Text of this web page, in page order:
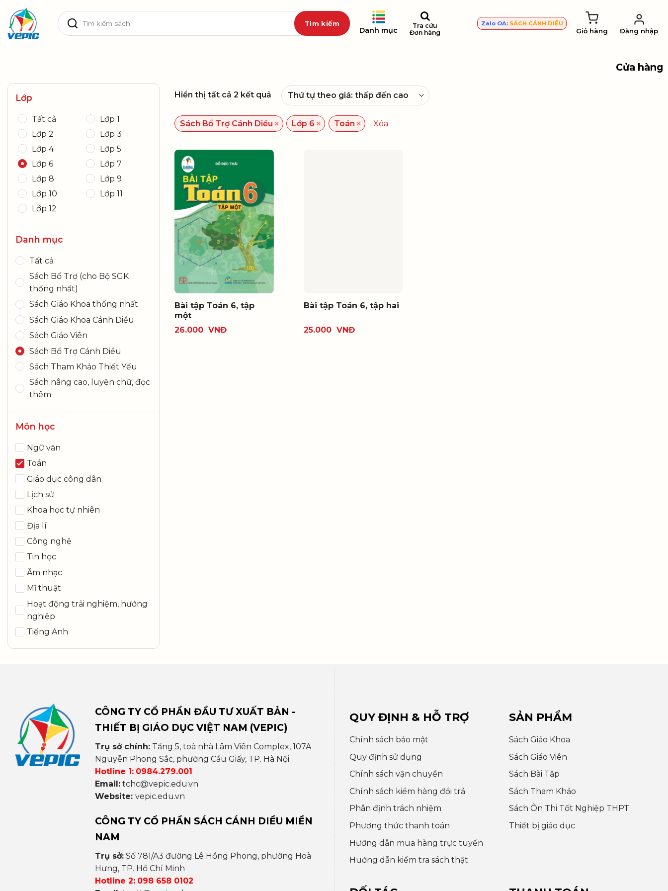
content
Tìm
kiếm:
Danh mục
Tra cứu
Đơn hàng
Zalo OA: SÁCH CÁNH DIỀU
Giỏ hàng Đăng nhập
Cửa hàng
Lớp
Tất cả
Lớp 1
Lớp 2
Lớp 3
Lớp 4
Lớp 5
Lớp 6
Lớp 7
Lớp 8
Lớp 9
Lớp 10
Lớp 11
Lớp 12
Danh mục
Tất cả
Sách Bổ Trợ (cho Bộ SGK
thống nhất)
Sách Giáo Khoa thống nhất
Sách Giáo Khoa Cánh Diều
Sách Giáo Viên
Sách Bổ Trợ Cánh Diều
Sách Tham Khảo Thiết Yếu
Sách nâng cao, luyện chữ, đọc
thêm
Môn học
Ngữ văn
Toán
Giáo dục công dân
Lịch sử
Khoa học tự nhiên
Địa lí
Công nghệ
Tin học
Âm nhạc
Mĩ thuật
Hoạt động trải nghiệm, hướng
nghiệp
Tiếng Anh
Hiển thị tất cả 2 kết quả
Sách Bổ Trợ Cánh Diều × Lớp 6 × Toán × Xóa
Bài tập Toán 6, tập
một
26.000 VNĐ
Bài tập Toán 6, tập hai
25.000 VNĐ
CÔNG TY CỔ PHẦN ĐẦU TƯ XUẤT BẢN -
THIẾT BỊ GIÁO DỤC VIỆT NAM (VEPIC)
Trụ sở chính:Tầng 5, toà nhà Lâm Viên Complex, 107A
Nguyễn Phong Sắc, phường Cầu Giấy, TP. Hà Nội
Hotline 1: 0984.279.001
Email: tchc@vepic.edu.vn
Website: vepic.edu.vn
CÔNG TY CỔ PHẦN SÁCH CÁNH DIỀU MIỀN
NAM
Trụ sở:Số 781/A3 đường Lê Hồng Phong, phường Hoà
Hưng, TP. Hồ Chí Minh
Hotline 2: 098 658 0102
QUY ĐỊNH & HỖ TRỢ
Chính sách bảo mật
Quy định sử dụng
Chính sách vận chuyển
Chính sách kiểm hàng đổi trả
Phân định trách nhiệm
Phương thức thanh toán
Hướng dẫn mua hàng trực tuyến
Huớng dẫn kiểm tra sách thật
SẢN PHẨM
Sách Giáo Khoa
Sách Giáo Viên
Sách Bài Tập
Sách Tham Khảo
Sách Ôn Thi Tốt Nghiệp THPT
Thiết bị giáo dục